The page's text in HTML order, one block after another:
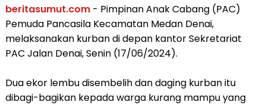
beritasumut.com- Pimpinan Anak Cabang (PAC)
Pemuda Pancasila Kecamatan Medan Denai,
melaksanakan kurban di depan kantor Sekretariat
PAC Jalan Denai, Senin (17/06/2024).
Dua ekor lembu disembelih dan daging kurban itu
dibagi-bagikan kepada warga kurang mampu yang